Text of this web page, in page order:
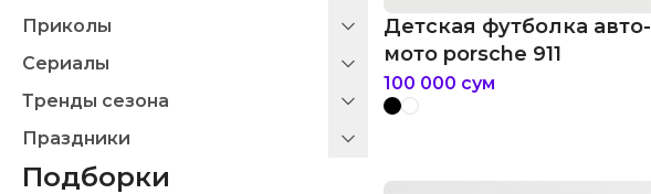
Приколы
Сериалы
Тренды сезона
Праздники
Подборки
Детская футболка авто-
мото porsche 911
100 000 сум